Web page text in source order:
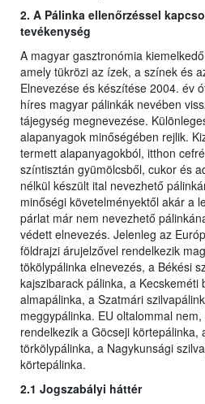
2. A Pálinka ellenőrzéssel
tevékenység
A magyar gasztronómia
amely tükrözi az ízek, a színek és
Elnevezése és készítése 2004. év
híres magyar pálinkák nevében
tájegység megnevezése.
alapanyagok minőségében rejlik.
termett alapanyagokból, itthon
színtisztán gyümölcsből, cukor és
nélkül készült ital nevezhető
minőségi követelményektől akár a
párlat már nem nevezhető
védett elnevezés. Jelenleg az
földrajzi árujelzővel rendelkezik
tökölypálinka elnevezés, a Békési
kajszibarack pálinka, a Kecskeméti
almapálinka, a Szatmári
meggypálinka. EU oltalommal
rendelkezik a Göcseji körtepálinka,
törkölypálinka, a Nagykunsági
körtepálinka.
2.1 Jogszabályi háttér